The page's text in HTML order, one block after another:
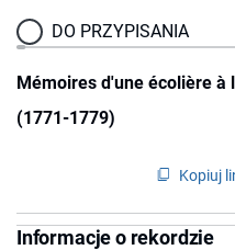
DO PRZYPISANIA
Mémoires d'une écolière à
(1771-1779)
Kopiuj
Informacje o rekordzie